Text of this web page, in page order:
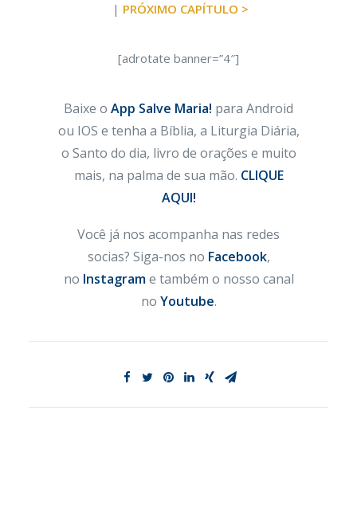
| PRÓXIMO CAPÍTULO >
[adrotate banner=”4″]
Baixe o App Salve Maria! para Android
ou IOS e tenha a Bíblia, a Liturgia Diária,
o Santo do dia, livro de orações e muito
mais, na palma de sua mão. CLIQUE
AQUI!
Você já nos acompanha nas redes
socias? Siga-nos no Facebook,
no Instagrame também o nosso canal
no Youtube.